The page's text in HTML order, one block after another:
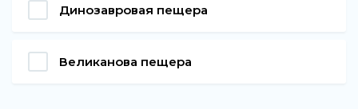
Динозавровая пещера
Великанова пещера